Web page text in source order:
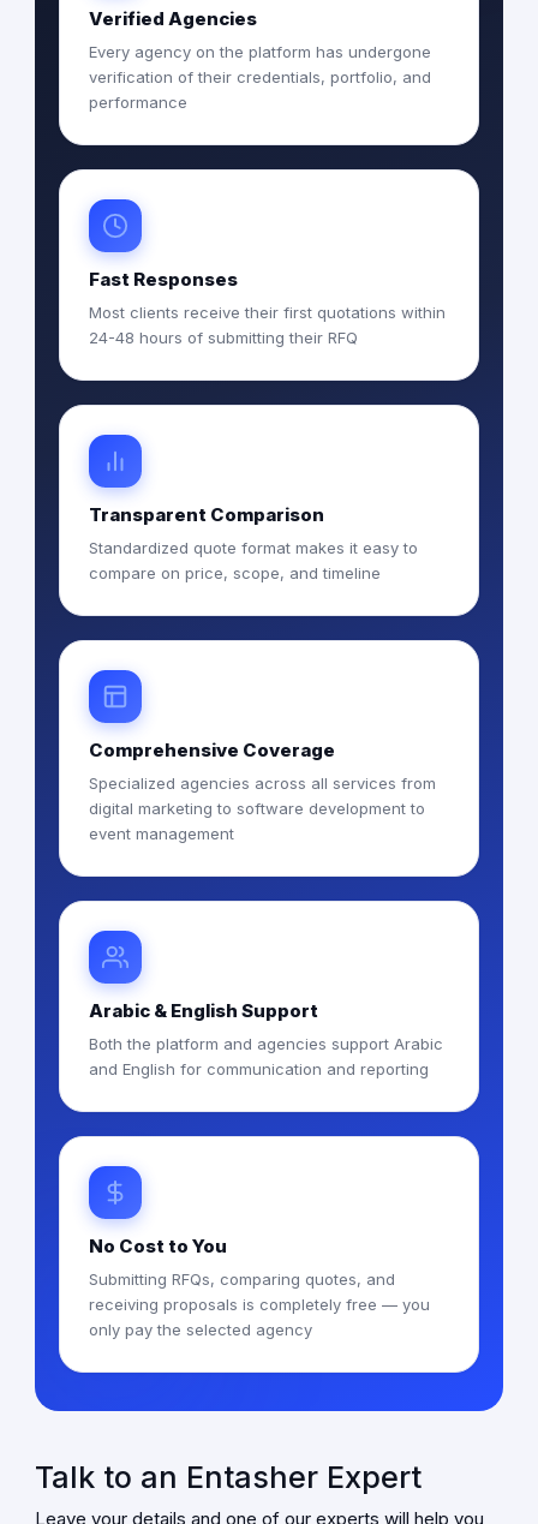
Verified Agencies
Every agency on the platform has undergone
verification of their credentials, portfolio, and
performance
Fast Responses
Most clients receive their first quotations within
24-48 hours of submitting their RFQ
Transparent Comparison
Standardized quote format makes it easy to
compare on price, scope, and timeline
Comprehensive Coverage
Specialized agencies across all services from
digital marketing to software development to
event management
Arabic & English Support
Both the platform and agencies support Arabic
and English for communication and reporting
No Cost to You
Submitting RFQs, comparing quotes, and
receiving proposals is completely free — you
only pay the selected agency
Talk to an Entasher Expert
Leave your details and one of our experts will help you